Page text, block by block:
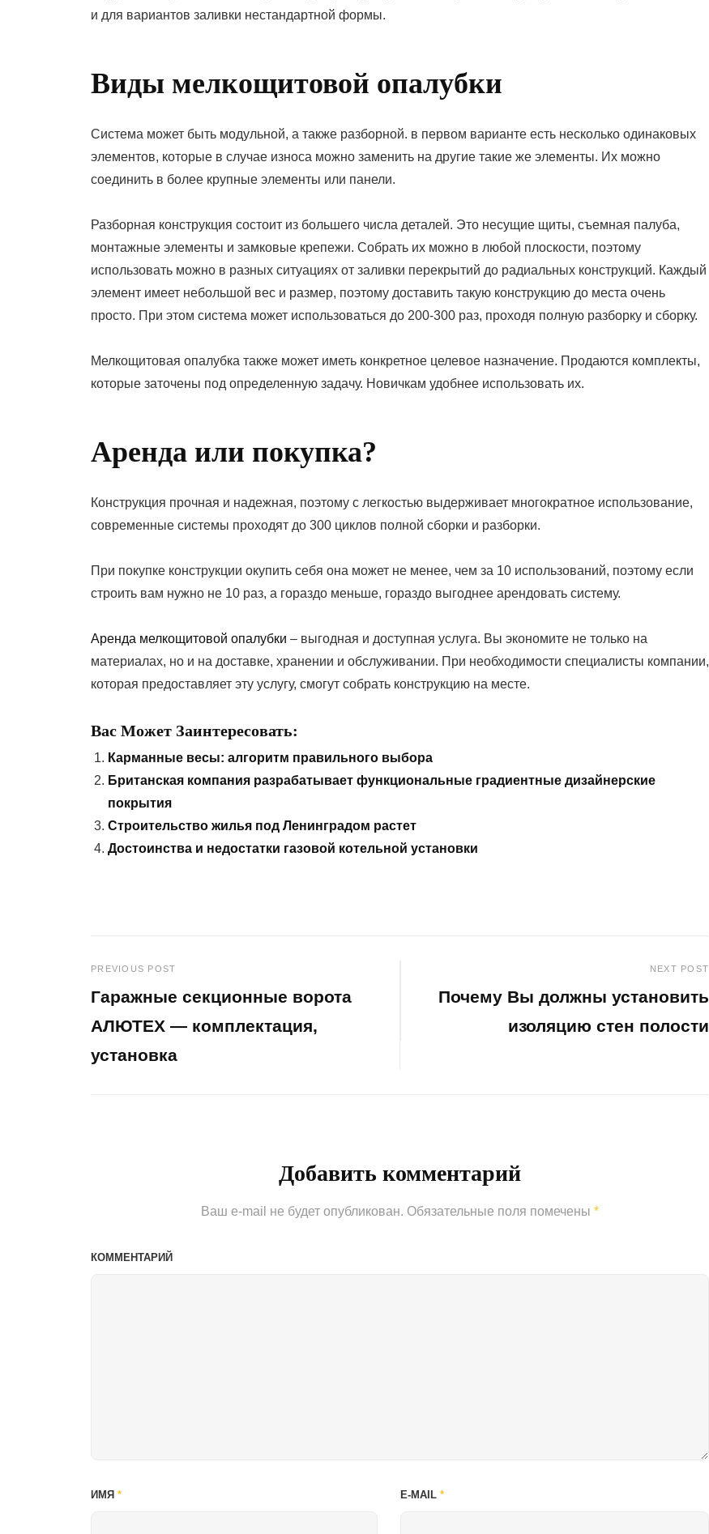
и для вариантов заливки нестандартной формы.
Виды мелкощитовой опалубки
Система может быть модульной, а также разборной. в первом варианте есть несколько одинаковых
элементов, которые в случае износа можно заменить на другие такие же элементы. Их можно
соединить в более крупные элементы или панели.
Разборная конструкция состоит из большего числа деталей. Это несущие щиты, съемная палуба,
монтажные элементы и замковые крепежи. Собрать их можно в любой плоскости, поэтому
использовать можно в разных ситуациях от заливки перекрытий до радиальных конструкций. Каждый
элемент имеет небольшой вес и размер, поэтому доставить такую конструкцию до места очень
просто. При этом система может использоваться до 200-300 раз, проходя полную разборку и сборку.
Мелкощитовая опалубка также может иметь конкретное целевое назначение. Продаются комплекты,
которые заточены под определенную задачу. Новичкам удобнее использовать их.
Аренда или покупка?
Конструкция прочная и надежная, поэтому с легкостью выдерживает многократное использование,
современные системы проходят до 300 циклов полной сборки и разборки.
При покупке конструкции окупить себя она может не менее, чем за 10 использований, поэтому если
строить вам нужно не 10 раз, а гораздо меньше, гораздо выгоднее арендовать систему.
Аренда мелкощитовой опалубки – выгодная и доступная услуга. Вы экономите не только на
материалах, но и на доставке, хранении и обслуживании. При необходимости специалисты компании,
которая предоставляет эту услугу, смогут собрать конструкцию на месте.
Вас Может Заинтересовать:
Карманные весы: алгоритм правильного выбора
Британская компания разрабатывает функциональные градиентные дизайнерские
покрытия
Строительство жилья под Ленинградом растет
Достоинства и недостатки газовой котельной установки
Навигация
по
записям
PREVIOUS POST
Гаражные секционные ворота
АЛЮТЕХ — комплектация,
установка
NEXT POST
Почему Вы должны установить
изоляцию стен полости
Добавить комментарий
Ваш e-mail не будет опубликован. Обязательные поля помечены *
КОММЕНТАРИЙ
ИМЯ * E-MAIL *